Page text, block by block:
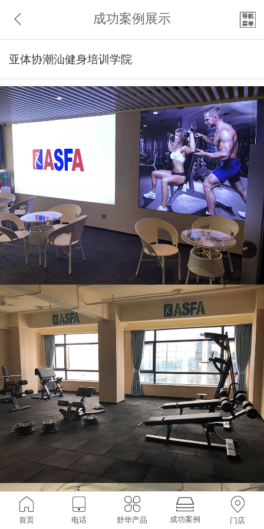
成功案例展示
亚体协潮汕健身培训学院
首页 电话 舒华产品 成功案例 门店